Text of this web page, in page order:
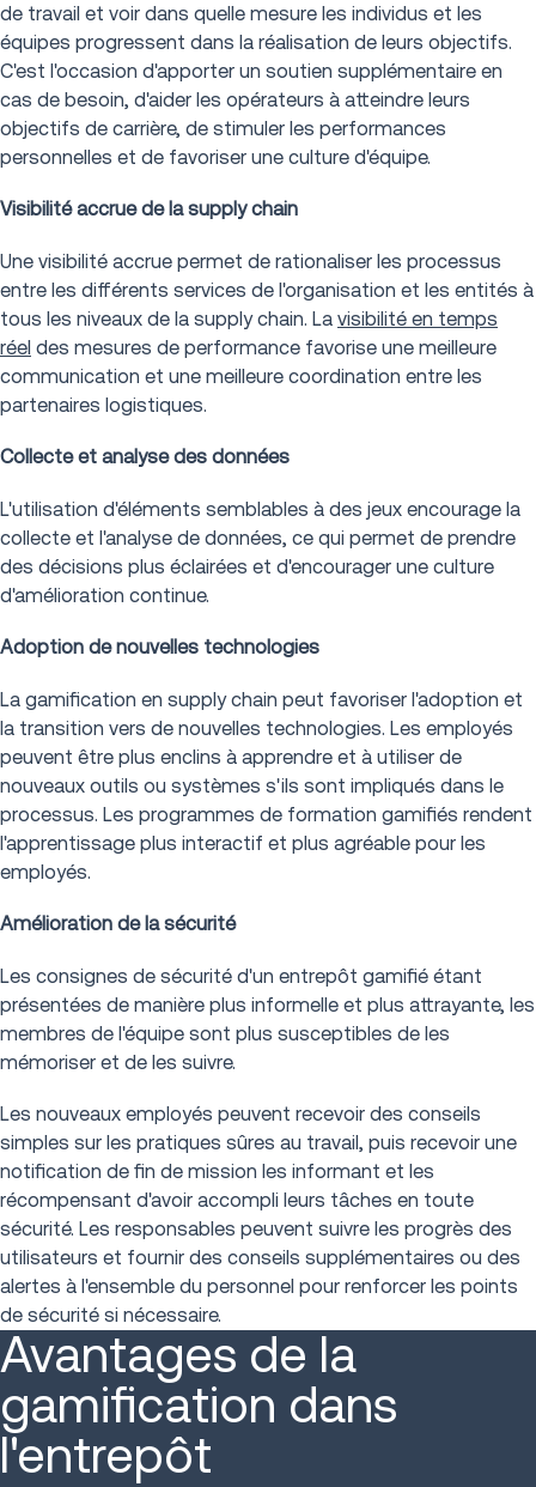
de travail et voir dans quelle mesure les individus et les
équipes progressent dans la réalisation de leurs objectifs.
C'est l'occasion d'apporter un soutien supplémentaire en
cas de besoin, d'aider les opérateurs à atteindre leurs
objectifs de carrière, de stimuler les performances
personnelles et de favoriser une culture d'équipe.
Visibilité accrue de la supply chain
Une visibilité accrue permet de rationaliser les processus
entre les différents services de l'organisation et les entités à
tous les niveaux de la supply chain. La visibilité en temps
réel des mesures de performance favorise une meilleure
communication et une meilleure coordination entre les
partenaires logistiques.
Collecte et analyse des données
L'utilisation d'éléments semblables à des jeux encourage la
collecte et l'analyse de données, ce qui permet de prendre
des décisions plus éclairées et d'encourager une culture
d'amélioration continue.
Adoption de nouvelles technologies
La gamification en supply chain peut favoriser l'adoption et
la transition vers de nouvelles technologies. Les employés
peuvent être plus enclins à apprendre et à utiliser de
nouveaux outils ou systèmes s'ils sont impliqués dans le
processus. Les programmes de formation gamifiés rendent
l'apprentissage plus interactif et plus agréable pour les
employés.
Amélioration de la sécurité
Les consignes de sécurité d'un entrepôt gamifié étant
présentées de manière plus informelle et plus attrayante, les
membres de l'équipe sont plus susceptibles de les
mémoriser et de les suivre.
Les nouveaux employés peuvent recevoir des conseils
simples sur les pratiques sûres au travail, puis recevoir une
notification de fin de mission les informant et les
récompensant d'avoir accompli leurs tâches en toute
sécurité. Les responsables peuvent suivre les progrès des
utilisateurs et fournir des conseils supplémentaires ou des
alertes à l'ensemble du personnel pour renforcer les points
de sécurité si nécessaire.
Avantages de la
gamification dans
l'entrepôt